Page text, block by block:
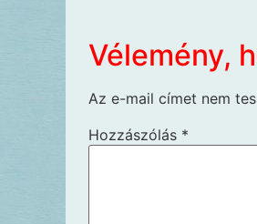
Vélemény,
Az e-mail címet nem
Hozzászólás *